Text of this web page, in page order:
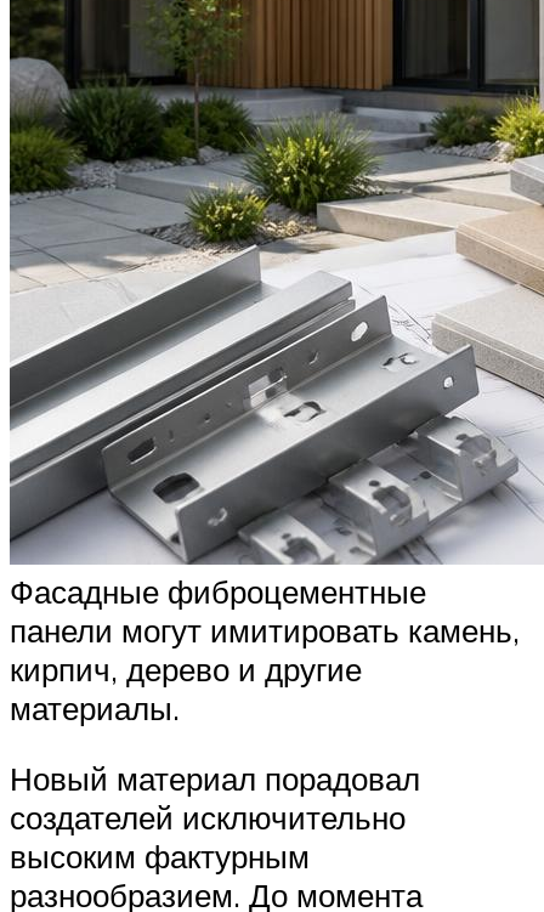
Фасадные фиброцементные
панели могут имитировать камень,
кирпич, дерево и другие
материалы.
Новый материал порадовал
создателей исключительно
высоким фактурным
разнообразием. До момента